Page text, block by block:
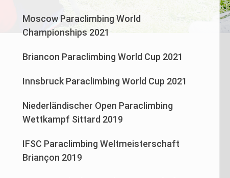
Moscow Paraclimbing World
Championships 2021
Briancon Paraclimbing World Cup 2021
Innsbruck Paraclimbing World Cup 2021
Niederländischer Open Paraclimbing
Wettkampf Sittard 2019
IFSC Paraclimbing Weltmeisterschaft
Briançon 2019